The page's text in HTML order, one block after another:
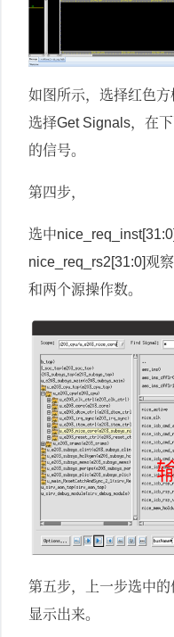
如图所示，选择红色
选择Get Signals，在
的信号。
第四步，
选中nice_req_inst[31:0]
nice_req_rs2[31:0]观
和两个源操作数。
第五步，上一步选中
显示出来。